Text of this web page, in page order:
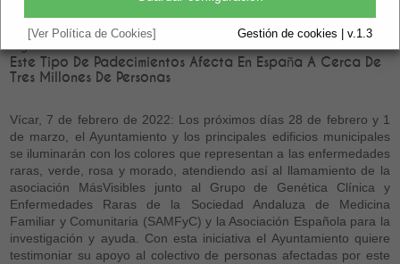
[Ver Política de Cookies] Gestión de cookies | v.1.3
Vigente.
Este Tipo De Padecimientos Afecta En España A Cerca De
Tres Millones De Personas
Vícar, 7 de febrero de 2022: Los próximos días 28 de febrero y 1
de marzo, el Ayuntamiento y los principales edificios municipales
se iluminarán con los colores que representan a las enfermedades
raras, verde, rosa y morado, atendiendo así al llamamiento de la
asociación MásVisibles junto al Grupo de Genética Clínica y
Enfermedades Raras de la Sociedad Andaluza de Medicina
Familiar y Comunitaria (SAMFyC) y la Asociación Española para la
investigación y ayuda. Con esta iniciativa el Ayuntamiento quiere
testimoniar su apoyo al colectivo de personas afectadas por este